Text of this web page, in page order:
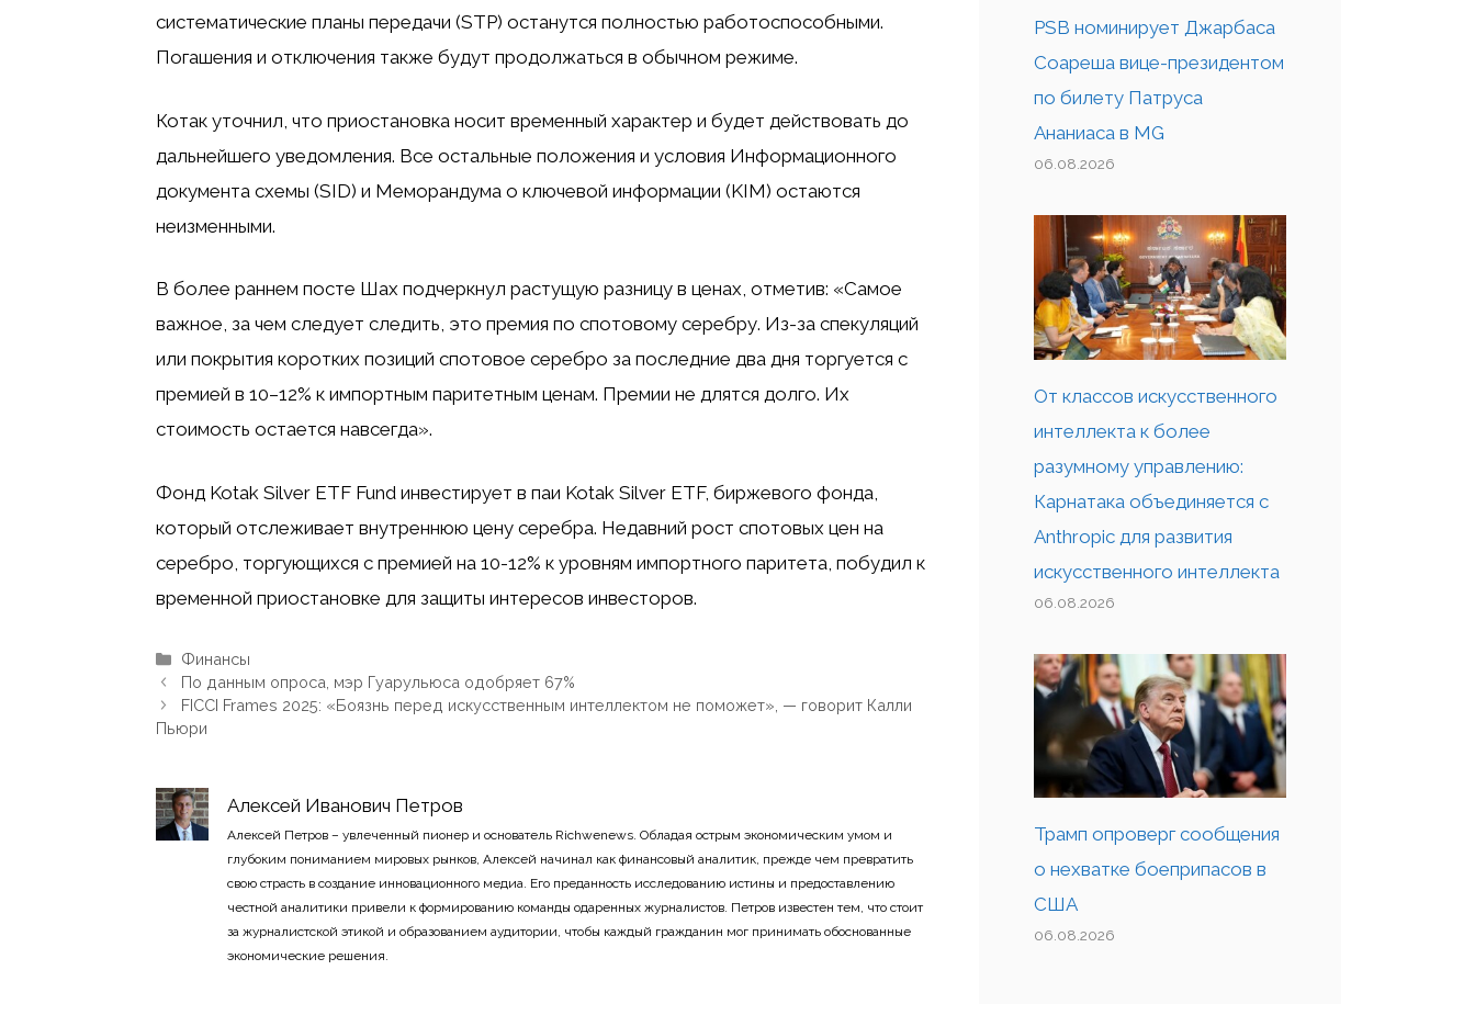
систематические планы передачи (STP) останутся полностью работоспособными.
Погашения и отключения также будут продолжаться в обычном режиме.
Котак уточнил, что приостановка носит временный характер и будет действовать до
дальнейшего уведомления. Все остальные положения и условия Информационного
документа схемы (SID) и Меморандума о ключевой информации (KIM) остаются
неизменными.
В более раннем посте Шах подчеркнул растущую разницу в ценах, отметив: «Самое
важное, за чем следует следить, это премия по спотовому серебру. Из-за спекуляций
или покрытия коротких позиций спотовое серебро за последние два дня торгуется с
премией в 10–12% к импортным паритетным ценам. Премии не длятся долго. Их
стоимость остается навсегда».
Фонд Kotak Silver ETF Fund инвестирует в паи Kotak Silver ETF, биржевого фонда,
который отслеживает внутреннюю цену серебра. Недавний рост спотовых цен на
серебро, торгующихся с премией на 10-12% к уровням импортного паритета, побудил к
временной приостановке для защиты интересов инвесторов.
Рубрики
Финансы
По данным опроса, мэр Гуарульюса одобряет 67%
FICCI Frames 2025: «Боязнь перед искусственным интеллектом не поможет», — говорит Калли
Пьюри
Алексей Иванович Петров
Алексей Петров – увлеченный пионер и основатель Richwenews. Обладая острым экономическим умом и
глубоким пониманием мировых рынков, Алексей начинал как финансовый аналитик, прежде чем превратить
свою страсть в создание инновационного медиа. Его преданность исследованию истины и предоставлению
честной аналитики привели к формированию команды одаренных журналистов. Петров известен тем, что стоит
за журналистской этикой и образованием аудитории, чтобы каждый гражданин мог принимать обоснованные
экономические решения.
PSB номинирует Джарбаса
Соареша вице-президентом
по билету Патруса
Ананиаса в MG
06.08.2026
От классов искусственного
интеллекта к более
разумному управлению:
Карнатака объединяется с
Anthropic для развития
искусственного интеллекта
06.08.2026
Трамп опроверг сообщения
о нехватке боеприпасов в
США
06.08.2026